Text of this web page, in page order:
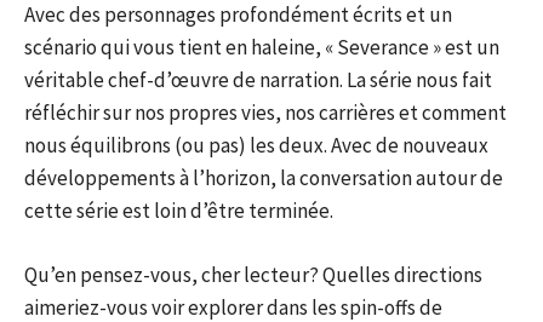
Avec des personnages profondément écrits et un
scénario qui vous tient en haleine, « Severance » est un
véritable chef-d’œuvre de narration. La série nous fait
réfléchir sur nos propres vies, nos carrières et comment
nous équilibrons (ou pas) les deux. Avec de nouveaux
développements à l’horizon, la conversation autour de
cette série est loin d’être terminée.
Qu’en pensez-vous, cher lecteur? Quelles directions
aimeriez-vous voir explorer dans les spin-offs de